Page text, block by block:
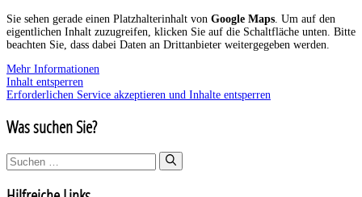
Sie sehen gerade einen Platzhalterinhalt von Google Maps . Um auf den
eigentlichen Inhalt zuzugreifen, klicken Sie auf die Schaltfläche unten. Bitte
beachten Sie, dass dabei Daten an Drittanbieter weitergegeben werden.
Mehr Informationen
Inhalt entsperren
Erforderlichen Service akzeptieren und Inhalte entsperren
Was suchen Sie?
Suchen
nach: